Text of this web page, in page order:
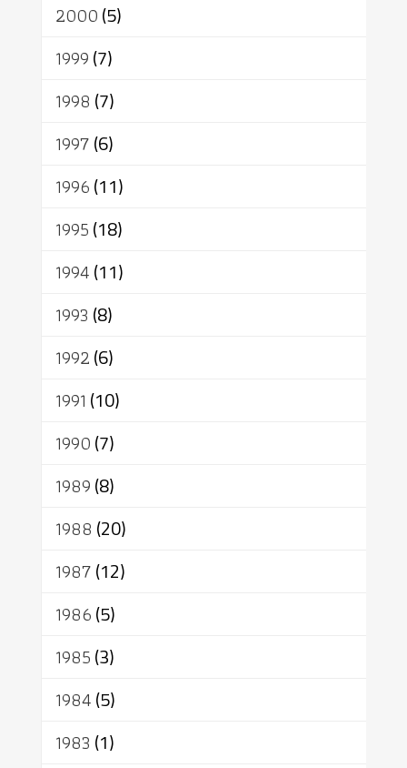
2000(5)
1999(7)
1998 (7)
1997(6)
1996(11)
1995(18)
1994(11)
1993 (8)
1992(6)
1991 (10)
1990(7)
1989(8)
1988 (20)
1987(12)
1986(5)
1985(3)
1984(5)
1983 (1)